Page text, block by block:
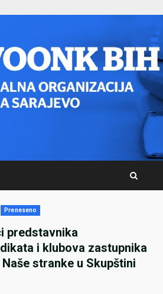
Preneseno
predstavnika
i klubova zastupnika
stranke u Skupštini